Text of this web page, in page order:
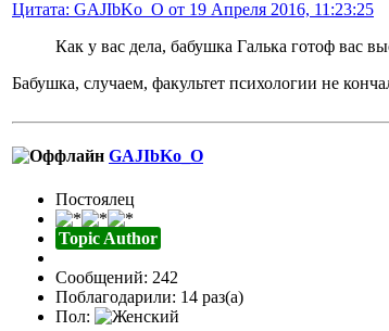
Цитата: GAJIbKo_O от 19 Апреля 2016, 11:23:25
Как у вас дела, бабушка Галька готоф вас
Бабушка, случаем, факультет психологии не
GAJIbKo_O
Постоялец
Topic Author
Сообщений: 242
Поблагодарили: 14 раз(а)
Пол: